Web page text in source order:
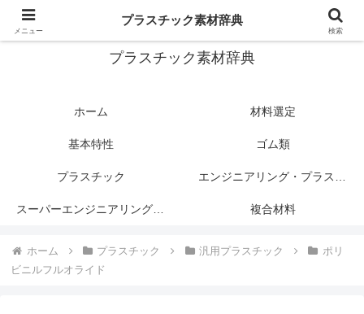
プラスチック関連情報サイト
プラスチック素材辞典
ホーム 材料選定
基本特性 ゴム類
プラスチック エンジニアリング・プラスチック
スーパーエンジニアリング・プラスチック 複合材料
ホーム プラスチック 汎用プラスチック
ポリ
ビニルフルオライド
メニュー
プラスチック素材辞典
検索